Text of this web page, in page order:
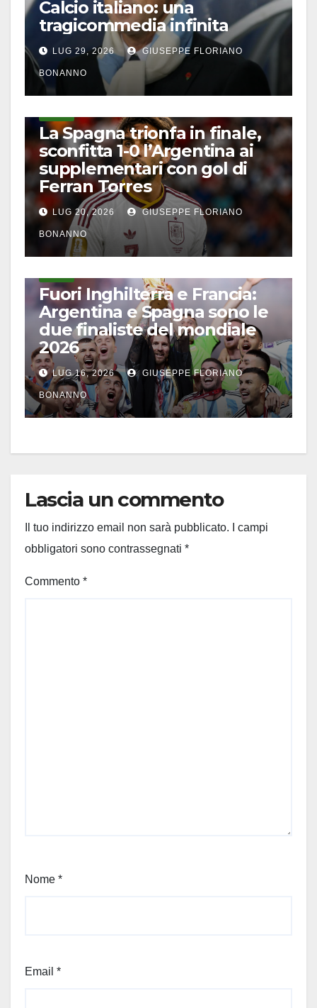
Calcio italiano: una
tragicommedia infinita
LUG 29, 2026 GIUSEPPE FLORIANO
BONANNO
La Spagna trionfa in finale,
sconfitta 1-0 l’Argentina ai
supplementari con gol di
Ferran Torres
LUG 20, 2026 GIUSEPPE FLORIANO
BONANNO
Fuori Inghilterra e Francia:
Argentina e Spagna sono le
due finaliste del mondiale
2026
LUG 16, 2026 GIUSEPPE FLORIANO
BONANNO
Lascia un commento
Il tuo indirizzo email non sarà pubblicato.
I campi
obbligatori sono contrassegnati *
Commento *
Nome *
Email *